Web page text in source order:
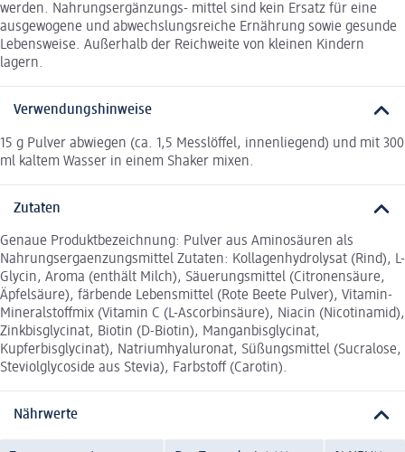
werden. Nahrungsergänzungs- mittel sind kein Ersatz für eine
ausgewogene und abwechslungsreiche Ernährung sowie gesunde
Lebensweise. Außerhalb der Reichweite von kleinen Kindern
lagern.
Verwendungshinweise
15 g Pulver abwiegen (ca. 1,5 Messlöffel, innenliegend) und mit 300
ml kaltem Wasser in einem Shaker mixen.
Zutaten
Genaue Produktbezeichnung: Pulver aus Aminosäuren als
Nahrungsergaenzungsmittel Zutaten: Kollagenhydrolysat (Rind), L-
Glycin, Aroma (enthält Milch), Säuerungsmittel (Citronensäure,
Äpfelsäure), färbende Lebensmittel (Rote Beete Pulver), Vitamin-
Mineralstoffmix (Vitamin C (L-Ascorbinsäure), Niacin (Nicotinamid),
Zinkbisglycinat, Biotin (D-Biotin), Manganbisglycinat,
Kupferbisglycinat), Natriumhyaluronat, Süßungsmittel (Sucralose,
Steviolglycoside aus Stevia), Farbstoff (Carotin).
Nährwerte